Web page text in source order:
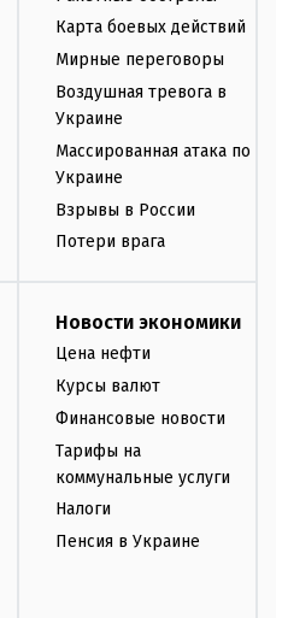
Карта боевых действий
Мирные переговоры
Воздушная тревога в
Украине
Массированная атака по
Украине
Взрывы в России
Потери врага
Новости экономики
Цена нефти
Курсы валют
Финансовые новости
Тарифы на
коммунальные услуги
Налоги
Пенсия в Украине